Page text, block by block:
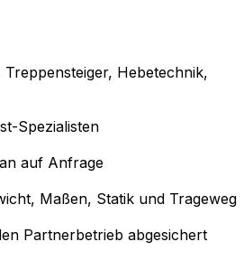
Hebetechnik,
Spezialisten
auf Anfrage
Maßen, Statik und Trageweg
Partnerbetrieb abgesichert